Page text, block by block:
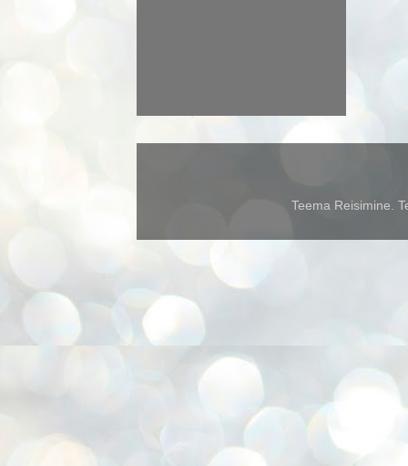
Teema Reisimine.